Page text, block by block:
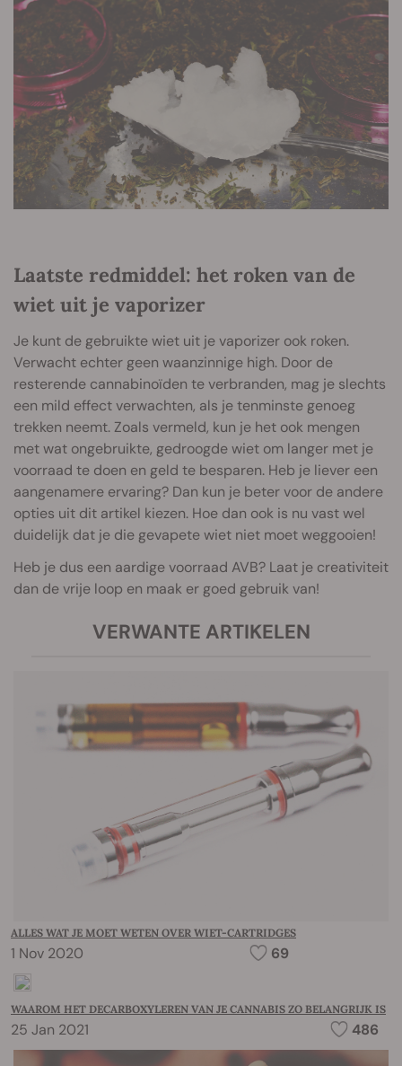
Laatste redmiddel: het roken van de
wiet uit je vaporizer
Je kunt de gebruikte wiet uit je vaporizer ook roken.
Verwacht echter geen waanzinnige high. Door de
resterende cannabinoïden te verbranden, mag je slechts
een mild effect verwachten, als je tenminste genoeg
trekken neemt. Zoals vermeld, kun je het ook mengen
met wat ongebruikte, gedroogde wiet om langer met je
voorraad te doen en geld te besparen. Heb je liever een
aangenamere ervaring? Dan kun je beter voor de andere
opties uit dit artikel kiezen. Hoe dan ook is nu vast wel
duidelijk dat je die gevapete wiet niet moet weggooien!
Heb je dus een aardige voorraad AVB? Laat je creativiteit
dan de vrije loop en maak er goed gebruik van!
VERWANTE ARTIKELEN
ALLES WAT JE MOET WETEN OVER WIET-CARTRIDGES
1 Nov 2020 69
WAAROM HET DECARBOXYLEREN VAN JE CANNABIS ZO BELANGRIJK IS
25 Jan 2021 486